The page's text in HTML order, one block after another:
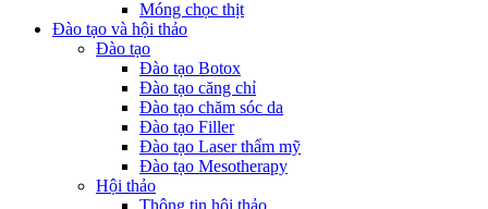
Móng chọc thịt
Đào tạo và hội thảo
Đào tạo
Đào tạo Botox
Đào tạo căng chỉ
Đào tạo chăm sóc da
Đào tạo Filler
Đào tạo Laser thẩm mỹ
Đào tạo Mesotherapy
Hội thảo
Thông tin hội thảo